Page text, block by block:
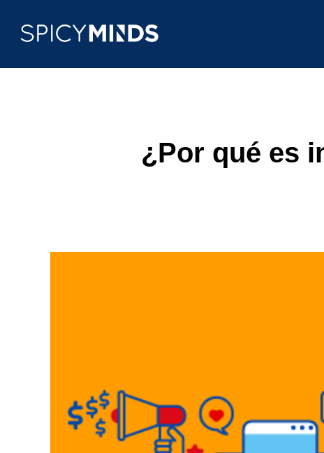
¿Por qué es